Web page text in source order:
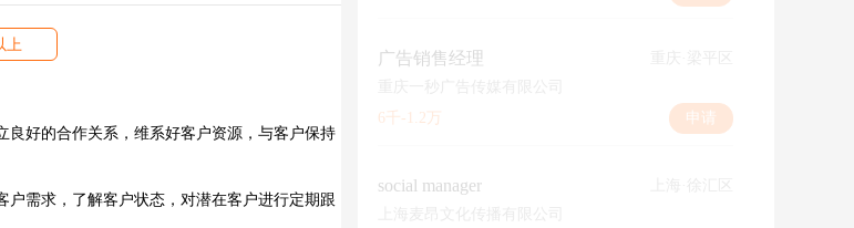
上
良好的合作关系，维系好客户资源，与客户保持
需求，了解客户状态，对潜在客户进行定期跟
广告销售经理
6千-1.2万
申请
social manager